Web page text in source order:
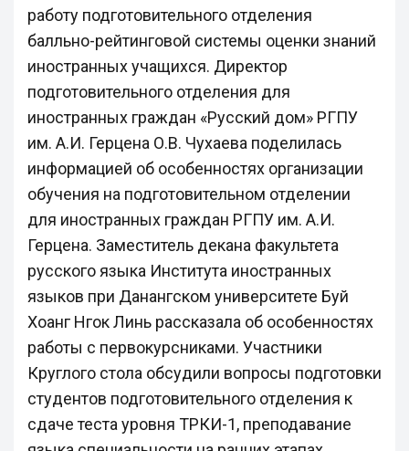
работу подготовительного отделения
балльно-рейтинговой системы оценки знаний
иностранных учащихся. Директор
подготовительного отделения для
иностранных граждан «Русский дом» РГПУ
им. А.И. Герцена О.В. Чухаева поделилась
информацией об особенностях организации
обучения на подготовительном отделении
для иностранных граждан РГПУ им. А.И.
Герцена. Заместитель декана факультета
русского языка Института иностранных
языков при Данангском университете Буй
Хоанг Нгок Линь рассказала об особенностях
работы с первокурсниками. Участники
Круглого стола обсудили вопросы подготовки
студентов подготовительного отделения к
сдаче теста уровня ТРКИ-1, преподавание